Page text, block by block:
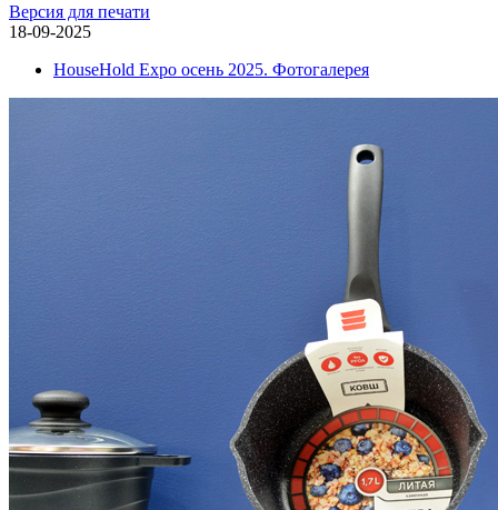
Версия для печати
18-09-2025
HouseHold Expo осень 2025. Фотогалерея